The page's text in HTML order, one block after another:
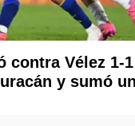
contra Vélez 1-
y sumó